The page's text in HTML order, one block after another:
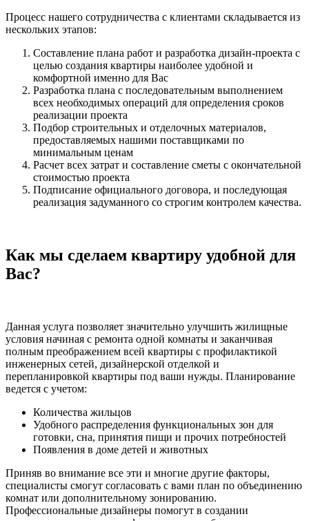
Процесс нашего сотрудничества с клиентами складывается из
нескольких этапов:
Составление плана работ и разработка дизайн-проекта с
целью создания квартиры наиболее удобной и
комфортной именно для Вас
Разработка плана с последовательным выполнением
всех необходимых операций для определения сроков
реализации проекта
Подбор строительных и отделочных материалов,
предоставляемых нашими поставщиками по
минимальным ценам
Расчет всех затрат и составление сметы с окончательной
стоимостью проекта
Подписание официального договора, и последующая
реализация задуманного со строгим контролем качества.
Как мы сделаем квартиру удобной для
Вас?
Данная услуга позволяет значительно улучшить жилищные
условия начиная с ремонта одной комнаты и заканчивая
полным преображением всей квартиры с профилактикой
инженерных сетей, дизайнерской отделкой и
перепланировкой квартиры под ваши нужды. Планирование
ведется с учетом:
Количества жильцов
Удобного распределения функциональных зон для
готовки, сна, принятия пищи и прочих потребностей
Появления в доме детей и животных
Приняв во внимание все эти и многие другие факторы,
специалисты смогут согласовать с вами план по объединению
комнат или дополнительному зонированию.
Профессиональные дизайнеры помогут в создании